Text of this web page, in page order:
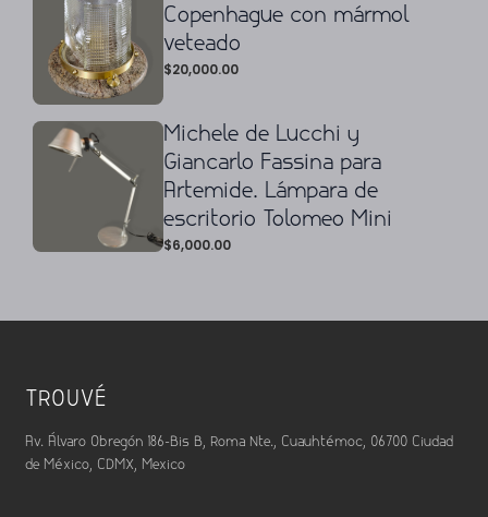
Copenhague con mármol
veteado
$20,000.00
Michele de Lucchi y
Giancarlo Fassina para
Artemide. Lámpara de
escritorio Tolomeo Mini
$6,000.00
TROUVÉ
Av. Álvaro Obregón 186-Bis B, Roma Nte., Cuauhtémoc, 06700 Ciudad
de México, CDMX, Mexico